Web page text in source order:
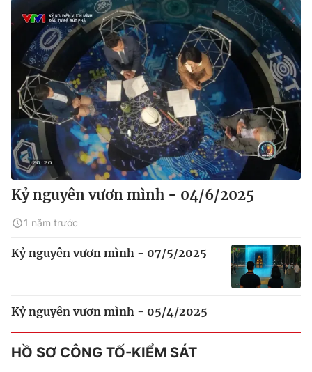
Kỷ nguyên vươn mình - 04/6/2025
1 năm trước
Kỷ nguyên vươn mình - 07/5/2025
Kỷ nguyên vươn mình - 05/4/2025
HỒ SƠ CÔNG TỐ-KIỂM SÁT